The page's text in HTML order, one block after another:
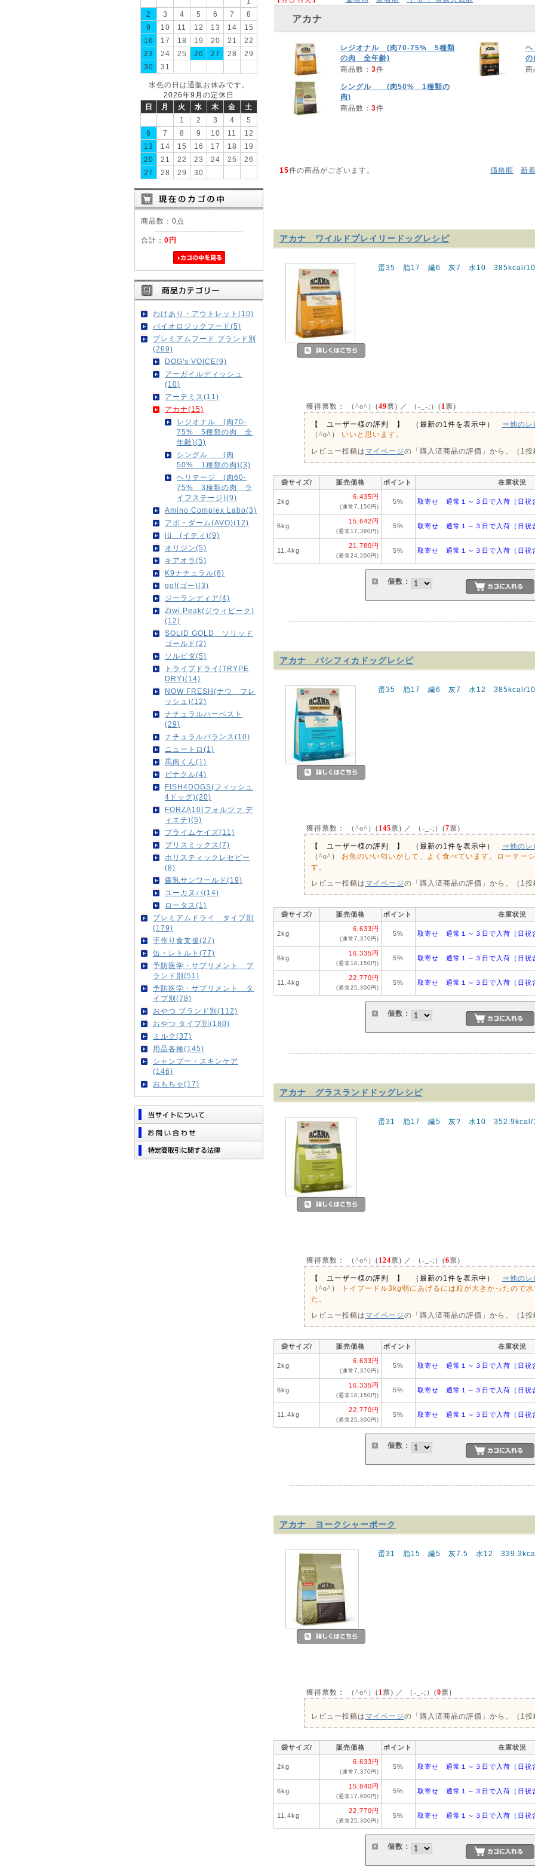
2
3 4 5 6 7
8
9
10 11 12 13 14
15
16
17 18 19 20 21
22
23
24 25 26 27 28
29
30
31
水色の日は通販お休みです。
2026年9月の定休日
日
月 火 水 木 金
土
1
2 3 4
5
6
7 8 9 10 11
12
13
14 15 16 17 18
19
20
21 22 23 24 25
26
27
28 29 30
商品数：0点
合計： 0円
わけあり・アウトレット(10)
バイオロジックフード(5)
プレミアムフード ブランド別
(269)
DOG's VOICE(9)
アーガイルディッシュ
(10)
アーテミス(11)
アカナ(15)
レジオナル (肉70-
75% 5種類の肉 全
年齢)(3)
シングル (肉
50% 1種類の肉)(3)
ヘリテージ (肉60-
75% 3種類の肉 ラ
イフステージ)(9)
Amino Complex Labo(3)
アボ・ダーム(AVO)(12)
iti (イティ)(9)
オリジン(5)
キアオラ(5)
K9ナチュラル(8)
go!(ゴー)(3)
ジーランディア(4)
Ziwi Peak(ジウィピーク)
(12)
SOLID GOLD ソリッド
ゴールド(2)
ソルビダ(5)
トライプドライ(TRYPE
DRY)(14)
NOW FRESH(ナウ フレ
ッシュ)(12)
ナチュラルハーベスト
(29)
ナチュラルバランス(10)
ニュートロ(1)
馬肉くん(1)
ピナクル(4)
FISH4DOGS(フィッシュ
4ドッグ)(20)
FORZA10(フォルツァ デ
ィエチ)(5)
プライムケイズ(11)
ブリスミックス(7)
ホリスティックレセピー
(8)
森乳サンワールド(19)
ユーカヌバ(14)
ロータス(1)
プレミアムドライ タイプ別
(179)
手作り食支援(27)
缶・レトルト(77)
予防医学・サプリメント ブ
ランド別(51)
予防医学・サプリメント タ
イプ別(78)
おやつ ブランド別(112)
おやつ タイプ別(180)
ミルク(37)
用品各種(145)
シャンプー・スキンケア
(146)
おもちゃ(17)
アカナ
レジオナル (肉70-75% 5種類
の肉 全年齢)
商品数： 3件
の
商
シングル (肉50% 1種類の
肉)
商品数： 3件
15件の商品がございます。 価格順 新
アカナ ワイルドプレイリードッグレシピ
蛋35 脂17 繊6 灰7 水10 385kcal/
獲得票数： （^o^）(49票) ／ （-_-;）(1 票)
【 ユーザー様の評判 】 （最新の1件を表示中）
⇒他のレ
（^o^）
いいと思います。
レビュー投稿は マイページの「購入済商品の評価」から。（1投
袋サイズ/ 販売価格 ポイント 在庫状況
2kg
6,435円
(通常7,150円)
5% 取寄せ 通常１～３日で入荷（日祝
6kg
15,642円
(通常17,380円)
5% 取寄せ 通常１～３日で入荷（日祝
11.4kg
21,780円
(通常24,200円)
5% 取寄せ 通常１～３日で入荷（日祝
個数：
アカナ パシフィカドッグレシピ
蛋35 脂17 繊6 灰7 水12 385kcal/
獲得票数： （^o^）(145票) ／ （-_-;）(7票)
【 ユーザー様の評判 】 （最新の1件を表示中）
⇒他のレ
（^o^）
お魚のいい匂いがして、よく食べています。ローテー
す。
レビュー投稿は マイページの「購入済商品の評価」から。（1投
袋サイズ/ 販売価格 ポイント 在庫状況
2kg
6,633円
(通常7,370円)
5% 取寄せ 通常１～３日で入荷（日祝
6kg
16,335円
(通常18,150円)
5% 取寄せ 通常１～３日で入荷（日祝
11.4kg
22,770円
(通常25,300円)
5% 取寄せ 通常１～３日で入荷（日祝
個数：
アカナ グラスランドドッグレシピ
蛋31 脂17 繊5 灰? 水10 352.9kcal/
獲得票数： （^o^）(124票) ／ （-_-;）(6票)
【 ユーザー様の評判 】 （最新の1件を表示中）
⇒他のレ
（^o^）
トイプードル3kg弱にあげるには粒が大きかったので水
た。
レビュー投稿は マイページの「購入済商品の評価」から。（1投
袋サイズ/ 販売価格 ポイント 在庫状況
2kg
6,633円
(通常7,370円)
5% 取寄せ 通常１～３日で入荷（日祝
6kg
16,335円
(通常18,150円)
5% 取寄せ 通常１～３日で入荷（日祝
11.4kg
22,770円
(通常25,300円)
5% 取寄せ 通常１～３日で入荷（日祝
個数：
アカナ ヨークシャーポーク
蛋31 脂15 繊5 灰7.5 水12
獲得票数： （^o^）(1 票) ／ （-_-;）(0票)
レビュー投稿は マイページの「購入済商品の評価」から。（1投
袋サイズ/ 販売価格 ポイント 在庫状況
2kg
6,633円
(通常7,370円)
5% 取寄せ 通常１～３日で入荷（日祝
6kg
15,840円
(通常17,600円)
5% 取寄せ 通常１～３日で入荷（日祝
11.4kg
22,770円
(通常25,300円)
5% 取寄せ 通常１～３日で入荷（日祝
個数：